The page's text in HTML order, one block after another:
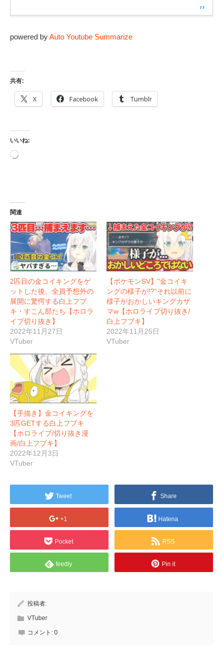
powered byAuto Youtube Summarize
共有:
X Facebook Tumblr
いいね:
読
み
関連
2匹目の金コイキングをゲ
ットした後、全員予想外の
展開に驚愕する白上フブ
キ・すこん部たち【ホロラ
イブ切り抜き】
2022年11月27日
VTuber
【ポケモンSV】"金コイキ
ングの様子が!?"それ以前に
様子がおかしいキングカザ
マw【ホロライブ切り抜き/
白上フブキ】
2022年11月25日
VTuber
【手描き】金コイキングを
3匹GETする白上フブキ
【ホロライブ/切り抜き漫
画/白上フブキ】
2022年12月3日
VTuber
Tweet Share
+1 Hatena
Pocket RSS
feedly Pin it
投稿者:
VTuber
コメント: 0